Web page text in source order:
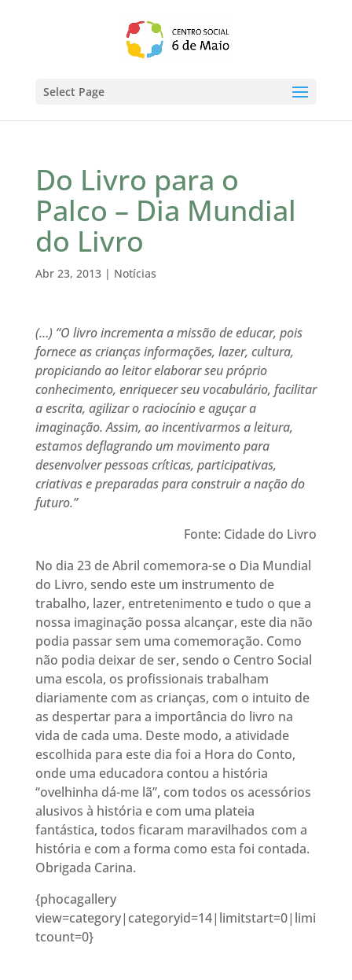
Select Page
Do Livro para o
Palco – Dia Mundial
do Livro
Abr 23, 2013| Notícias
(…) “O livro incrementa a missão de educar, pois
fornece as crianças informações, lazer, cultura,
propiciando ao leitor elaborar seu próprio
conhecimento, enriquecer seu vocabulário, facilitar
a escrita, agilizar o raciocínio e aguçar a
imaginação. Assim, ao incentivarmos a leitura,
estamos deflagrando um movimento para
desenvolver pessoas críticas, participativas,
criativas e preparadas para construir a nação do
futuro.”
Fonte: Cidade do Livro
No dia 23 de Abril comemora-se o Dia Mundial
do Livro, sendo este um instrumento de
trabalho, lazer, entretenimento e tudo o que a
nossa imaginação possa alcançar, este dia não
podia passar sem uma comemoração. Como
não podia deixar de ser, sendo o Centro Social
uma escola, os profissionais trabalham
diariamente com as crianças, com o intuito de
as despertar para a importância do livro na
vida de cada uma. Deste modo, a atividade
escolhida para este dia foi a Hora do Conto,
onde uma educadora contou a história
“ovelhinha dá-me lã”, com todos os acessórios
alusivos à história e com uma plateia
fantástica, todos ficaram maravilhados com a
história e com a forma como esta foi contada.
Obrigada Carina.
{phocagallery
view=category|categoryid=14|limitstart=0|limi
tcount=0}